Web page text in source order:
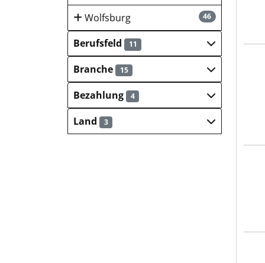
46
Wolfsburg
Berufsfeld
11
Branche 15
Bezahlung 4
Land 3